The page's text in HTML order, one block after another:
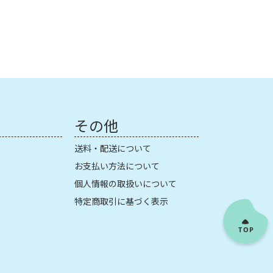
その他
送料・配送について
お支払い方法について
個人情報の取扱いについて
特定商取引に基づく表示